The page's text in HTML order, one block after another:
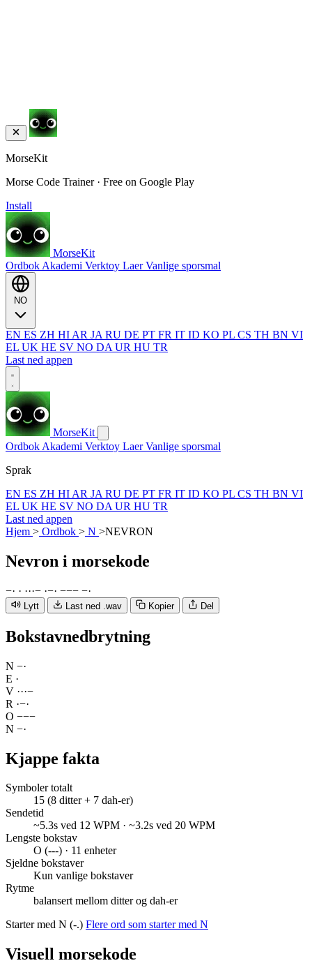
MorseKit
Morse Code Trainer · Free on Google Play
Install
MorseKit
Ordbok Akademi Verktoy LaerVanlige sporsmal
EN ES ZH HI AR JA RU DE PT FR IT ID KO PL CS TH BN VI
EL UK HE SV NO DA UR HU TR
Last ned appen
MorseKit
Ordbok Akademi Verktoy LaerVanlige sporsmal
Sprak
EN ES ZH HI AR JA RU DE PT FR IT ID KO PL CS TH BN VI
EL UK HE SV NO DA UR HU TR
Last ned appen
Hjem > Ordbok > N >NEVRON
Nevron i morsekode
−· · ···− ·−· −−− −·
Lytt Last ned .wav Kopier Del
Bokstavnedbrytning
N −·
E ·
V ···−
R ·−·
O −−−
N −·
Kjappe fakta
Symboler totalt
15 (8 ditter + 7 dah-er)
Sendetid
~5.3s ved 12 WPM · ~3.2s ved 20 WPM
Lengste bokstav
O (---) · 11 enheter
Sjeldne bokstaver
Kun vanlige bokstaver
Rytme
balansert mellom ditter og dah-er
Starter med N (-.) Flere ord som starter med N
Visuell morsekode